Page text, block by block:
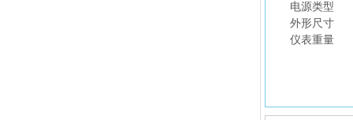
电源类型
外形尺寸
仪表重量